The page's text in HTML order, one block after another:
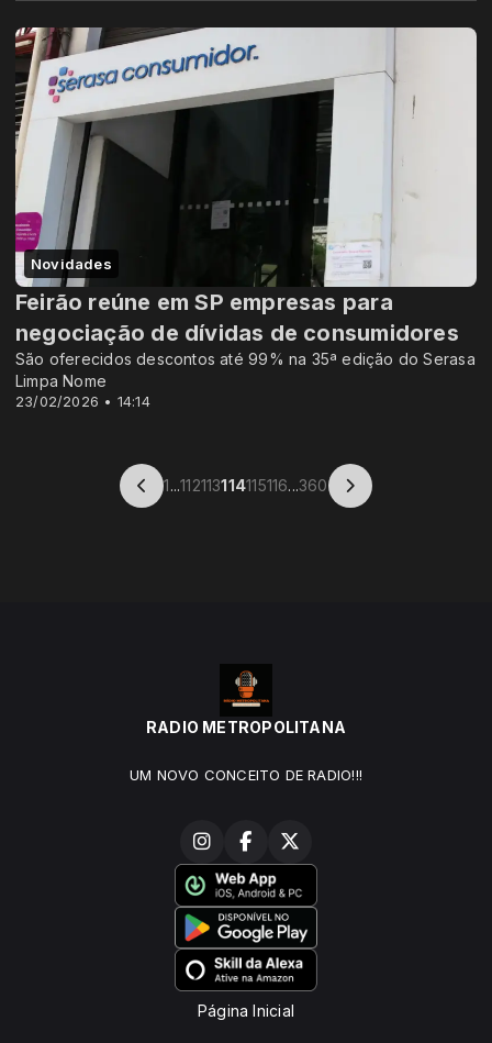
Novidades
23/02/2026 • 14:14
Feirão reúne em SP empresas para
negociação de dívidas de consumidores
São oferecidos descontos até 99% na 35ª edição do Serasa
Limpa Nome
1...112113114115116...360
RADIO METROPOLITANA
UM NOVO CONCEITO DE RADIO!!!
Página Inicial